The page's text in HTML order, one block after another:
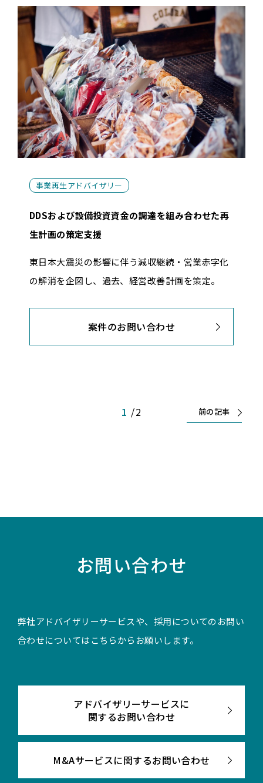
事業再生アドバイザリー
DDSおよび設備投資資金の調達を組み合わせた再
生計画の策定支援
東日本大震災の影響に伴う減収継続・営業赤字化
の解消を企図し、過去、経営改善計画を策定。
案件のお問い合わせ
1 /2 前の記事
お問い合わせ
弊社アドバイザリーサービスや、採用についてのお問い
合わせについてはこちらからお願いします。
アドバイザリーサービスに
関するお問い合わせ
M&Aサービスに関するお問い合わせ